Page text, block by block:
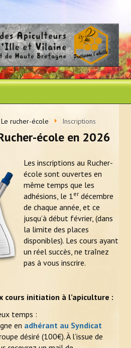
Le rucher-école Inscriptions
école en 2026
Les inscriptions au Rucher-
école sont ouvertes en
même temps que les
adhésions, le 1er décembre
de chaque année, et ce
jusqu’à début février, (dans
la limite des places
disponibles). Les cours ayant
un réel succès, ne traînez
pas à vous inscrire.
cours initiation à l’apiculture :
temps :
en adhérant au Syndicat
désiré (100€). À l’issue de